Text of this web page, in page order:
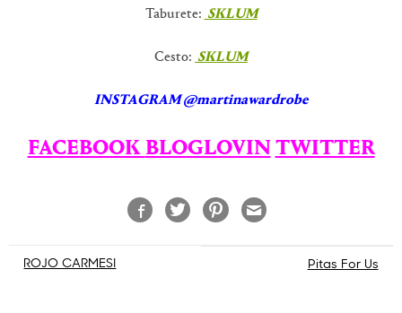
Taburete: SKLUM
Cesto: SKLUM
INSTAGRAM @martinawardrobe
FACEBOOK BLOGLOVIN TWITTER
Navegación
ROJO CARMESI Pitas For Us